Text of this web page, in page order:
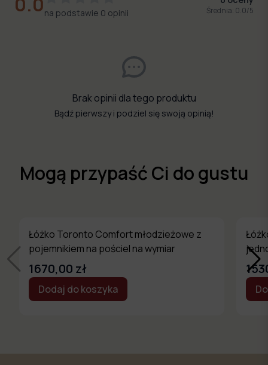
na podstawie 0 opinii Średnia: 0.0/5
Brak opinii dla tego produktu
Bądź pierwszy i podziel się swoją opinią!
Mogą przypaść Ci do gustu
Łóżko Toronto Comfort młodzieżowe z
pojemnikiem na pościel na wymiar
1670,00 zł
Dodaj do koszyka
na